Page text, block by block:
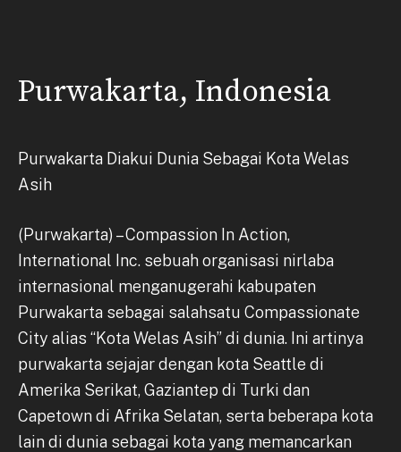
Purwakarta, Indonesia
Purwakarta Diakui Dunia Sebagai Kota Welas
Asih
(Purwakarta) – Compassion In Action,
International Inc. sebuah organisasi nirlaba
internasional menganugerahi kabupaten
Purwakarta sebagai salahsatu Compassionate
City alias “Kota Welas Asih” di dunia. Ini artinya
purwakarta sejajar dengan kota Seattle di
Amerika Serikat, Gaziantep di Turki dan
Capetown di Afrika Selatan, serta beberapa kota
lain di dunia sebagai kota yang memancarkan